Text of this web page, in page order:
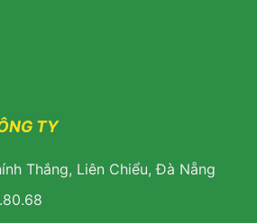
TY
Thắng, Liên Chiểu, Đà Nẵng